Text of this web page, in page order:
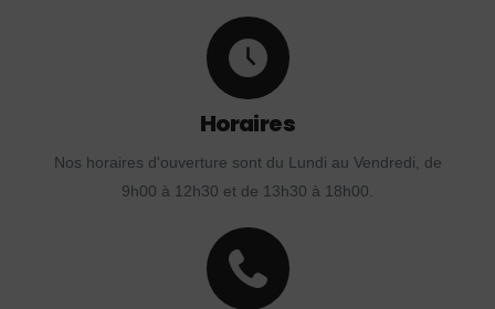
Horaires
Nos horaires d'ouverture sont du Lundi au Vendredi, de
9h00 à 12h30 et de 13h30 à 18h00.